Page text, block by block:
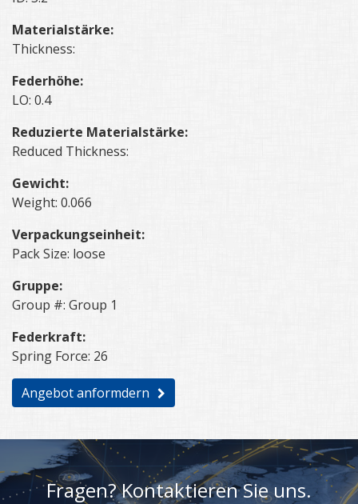
Materialstärke:
Thickness:
Federhöhe:
LO: 0.4
Reduzierte Materialstärke:
Reduced Thickness:
Gewicht:
Weight: 0.066
Verpackungseinheit:
Pack Size: loose
Gruppe:
Group #: Group 1
Federkraft:
Spring Force: 26
Angebot anformdern
Fragen? Kontaktieren Sie uns.